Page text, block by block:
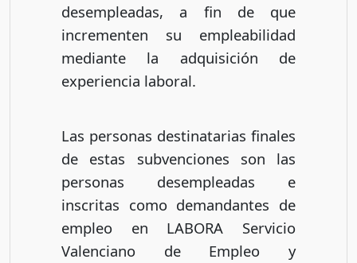
desempleadas, a fin de que
incrementen su empleabilidad
mediante la adquisición de
experiencia laboral.
Las personas destinatarias finales
de estas subvenciones son las
personas desempleadas e
inscritas como demandantes de
empleo en LABORA Servicio
Valenciano de Empleo y